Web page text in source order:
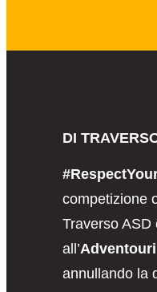
DI
competizione
Traverso ASD
all’
annullando la